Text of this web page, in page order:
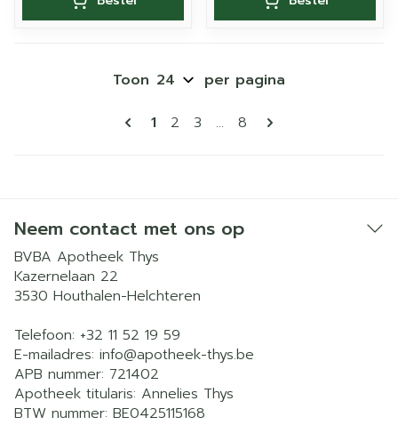
Pagina's
U lees momenteel pagina
1 Pagina
2 Pagina
3 ... Pagina
8
Toon per pagina
Neem contact met ons op
BVBA Apotheek Thys
Kazernelaan 22
3530 Houthalen-Helchteren
Telefoon: +32 11 52 19 59
E-mailadres: info@apotheek-thys.be
APB nummer: 721402
Apotheek titularis: Annelies Thys
BTW nummer: BE0425115168